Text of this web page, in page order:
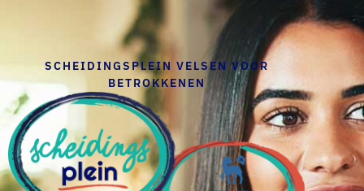
SCHEIDINGSPLEIN VELSEN VOOR
BETROKKENEN